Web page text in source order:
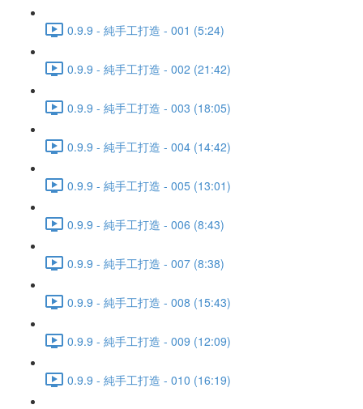
0.9.9 - 純手工打造 - 001 (5:24)
0.9.9 - 純手工打造 - 002 (21:42)
0.9.9 - 純手工打造 - 003 (18:05)
0.9.9 - 純手工打造 - 004 (14:42)
0.9.9 - 純手工打造 - 005 (13:01)
0.9.9 - 純手工打造 - 006 (8:43)
0.9.9 - 純手工打造 - 007 (8:38)
0.9.9 - 純手工打造 - 008 (15:43)
0.9.9 - 純手工打造 - 009 (12:09)
0.9.9 - 純手工打造 - 010 (16:19)